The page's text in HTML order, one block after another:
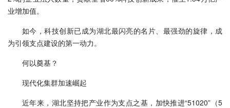
业增加值。
如今，科技创新已成为湖北最闪亮的名片、最强劲的旋律，成
为引领支点建设的第一动力。
何以奠基？
现代化集群加速崛起
近年来，湖北坚持把产业作为支点之基，加快推进“51020”（5